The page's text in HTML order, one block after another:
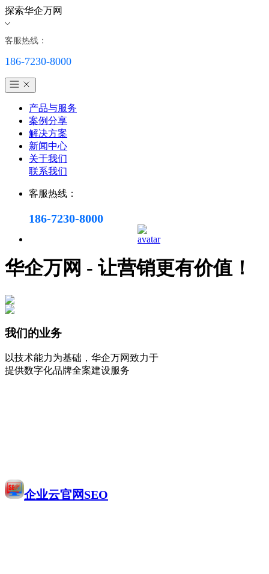
探索华企万网
客服热线：
186-7230-8000
产品与服务
案例分享
解决方案
新闻中心
关于我们
联系我们
客服热线：
186-7230-8000
华企万网 - 让营销更有价值！
我们的业务
以技术能力为基础，华企万网致力于
提供数字化品牌全案建设服务
企业云官网SEO